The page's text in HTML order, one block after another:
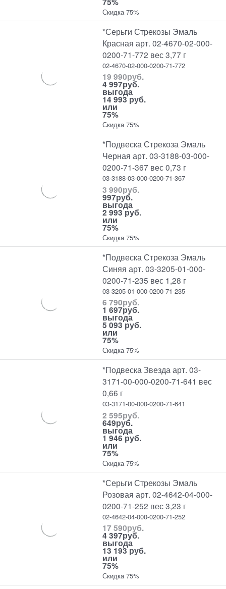
Скидка 75%
*Серьги Стрекозы Эмаль
Красная арт. 02-4670-02-000-
0200-71-772 вес 3,77 г
02-4670-02-000-0200-71-772
19 990руб.
4 997руб.
выгода
14 993 руб.
или
75%
Скидка 75%
*Подвеска Стрекоза Эмаль
Черная арт. 03-3188-03-000-
0200-71-367 вес 0,73 г
03-3188-03-000-0200-71-367
3 990руб.
997руб.
выгода
2 993 руб.
или
75%
Скидка 75%
*Подвеска Стрекоза Эмаль
Синяя арт. 03-3205-01-000-
0200-71-235 вес 1,28 г
03-3205-01-000-0200-71-235
6 790руб.
1 697руб.
выгода
5 093 руб.
или
75%
Скидка 75%
*Подвеска Звезда арт. 03-
3171-00-000-0200-71-641 вес
0,66 г
03-3171-00-000-0200-71-641
2 595руб.
649руб.
выгода
1 946 руб.
или
75%
Скидка 75%
*Серьги Стрекозы Эмаль
Розовая арт. 02-4642-04-000-
0200-71-252 вес 3,23 г
02-4642-04-000-0200-71-252
17 590руб.
4 397руб.
выгода
13 193 руб.
или
75%
Скидка 75%